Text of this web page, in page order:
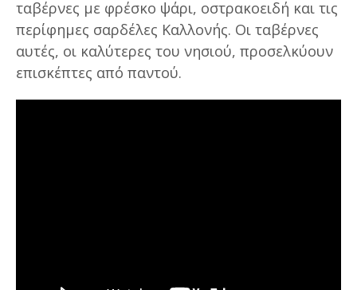
ταβέρνες με φρέσκο ψάρι, οστρακοειδή και τις
περίφημες σαρδέλες Καλλονής. Οι ταβέρνες
αυτές, οι καλύτερες του νησιού, προσελκύουν
επισκέπτες από παντού.